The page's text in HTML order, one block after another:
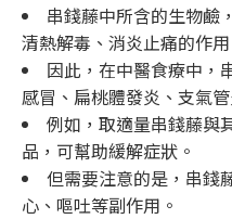
串錢藤中所含的生物鹼
清熱解毒、消炎止痛的作用
因此，在中醫食療中，
感冒、扁桃體發炎、支氣
例如，取適量串錢藤與
品，可幫助緩解症狀。
但需要注意的是，串錢
心、嘔吐等副作用。